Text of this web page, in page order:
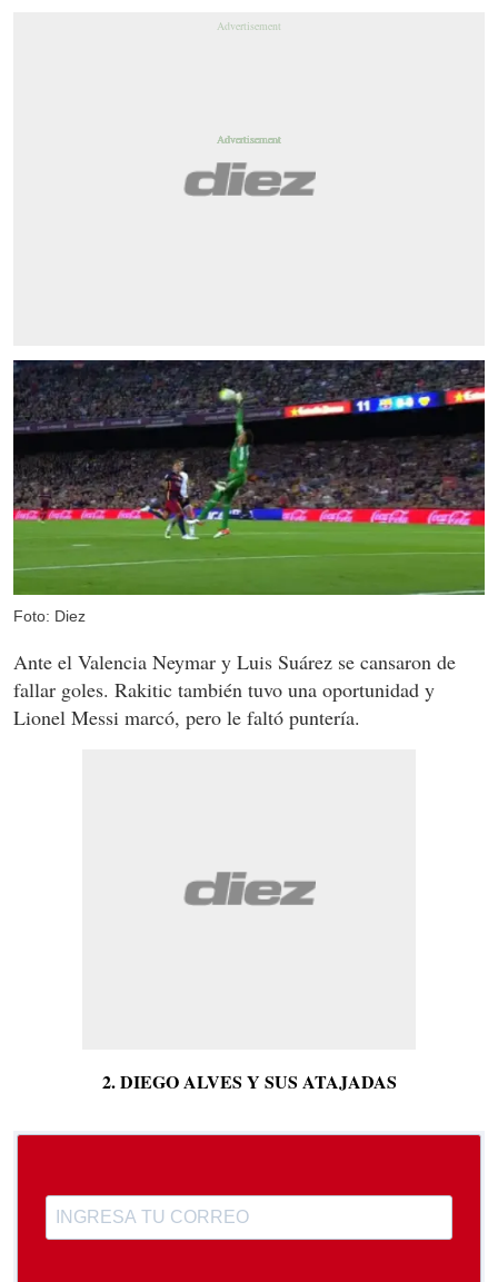
Foto: Diez
Ante el Valencia Neymar y Luis Suárez se cansaron de
fallar goles. Rakitic también tuvo una oportunidad y
Lionel Messi marcó, pero le faltó puntería.
2. DIEGO ALVES Y SUS ATAJADAS